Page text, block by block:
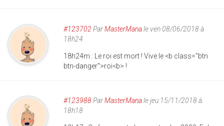
#123702 ParMasterManale ven 08/06/2018 à
18h24
18h24m : Le roi est mort ! Vive le <b class="btn
btn-danger">roi<b> !
#123988ParMasterManale jeu 15/11/2018 à
18h18